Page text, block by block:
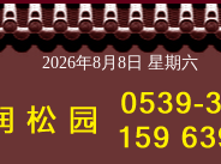
2026年8月8日 星期六